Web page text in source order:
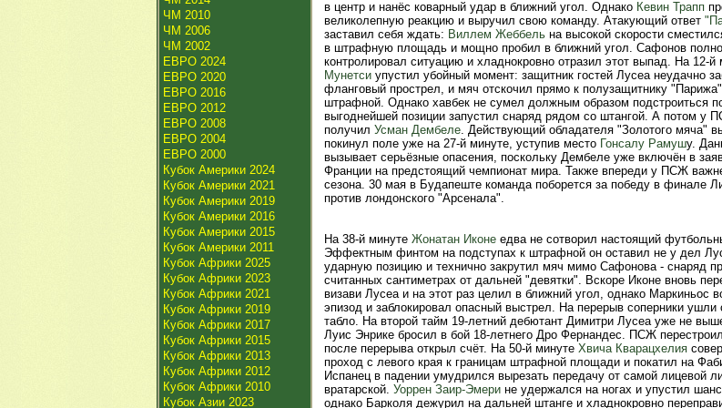
ЧМ 2010
ЧМ 2006
ЧМ 2002
ЕВРО 2024
ЕВРО 2020
ЕВРО 2016
ЕВРО 2012
ЕВРО 2008
ЕВРО 2004
ЕВРО 2000
Кубок Америки 2024
Кубок Америки 2021
Кубок Америки 2019
Кубок Америки 2016
Кубок Америки 2015
Кубок Америки 2011
Кубок Африки 2025
Кубок Африки 2023
Кубок Африки 2021
Кубок Африки 2019
Кубок Африки 2017
Кубок Африки 2015
Кубок Африки 2013
Кубок Африки 2012
Кубок Африки 2010
Кубок Азии 2023
в центр и нанёс коварный удар в ближний угол. Однако Кевин Трапп
великолепную реакцию и выручил свою команду. Атакующий ответ
заставил себя ждать: Виллем Жеббельна высокой скорости
в штрафную площадь и мощно пробил в ближний угол. Сафонов
контролировал ситуацию и хладнокровно отразил этот выпад. На 12-й
Мунетсиупустил убойный момент: защитник гостей Лусеа неудачно
фланговый прострел, и мяч отскочил прямо к полузащитнику
штрафной. Однако хавбек не сумел должным образом подстроиться
выгоднейшей позиции запустил снаряд рядом со штангой. А потом у
получил Усман Дембеле. Действующий обладателя "Золотого мяча"
покинул поле уже на 27-й минуте, уступив место Гонсалу Рамушу.
вызывает серьёзные опасения, поскольку Дембеле уже включён в
Франции на предстоящий чемпионат мира. Также впереди у ПСЖ
сезона. 30 мая в Будапеште команда поборется за победу в финале
против лондонского "Арсенала".
На 38-й минуте Жонатан Иконеедва не сотворил настоящий
Эффектным финтом на подступах к штрафной он оставил не у дел
ударную позицию и технично закрутил мяч мимо Сафонова - снаряд
считанных сантиметрах от дальней "девятки". Вскоре Иконе вновь
визави Лусеа и на этот раз целил в ближний угол, однако Маркиньос
эпизод и заблокировал опасный выстрел. На перерыв соперники ушли
табло. На второй тайм 19-летний дебютант Димитри Лусеа уже не
Луис Энрике бросил в бой 18-летнего Дро Фернандес. ПСЖ
после перерыва открыл счёт. На 50-й минуте Хвича Кварацхелия
проход с левого края к границам штрафной площади и покатил на
Испанец в падении умудрился вырезать передачу от самой лицевой
вратарской. Уоррен Заир-Эмерине удержался на ногах и упустил
однако Барколя дежурил на дальней штанге и хладнокровно